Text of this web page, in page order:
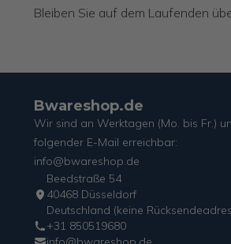
Bleiben Sie auf dem Laufenden
Bwareshop.de
Wir sind an Werktagen (Mo. bis Fr.)
folgender E-Mail erreichbar:
info@bwareshop.de
Beedstraße 54
40468 Düsseldorf
Deutschland (keine
+31 850519680